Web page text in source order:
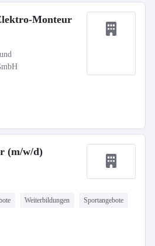
Monteur
(m/w/d)
Weiterbildungen Sportangebote